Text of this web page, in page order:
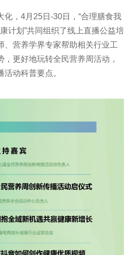
化，4月25日-30日，“合理膳食我
计划”共同组织了线上直播公益培
、营养学界专家帮助相关行业工
更好地玩转全民营养周活动，
动科普要点。